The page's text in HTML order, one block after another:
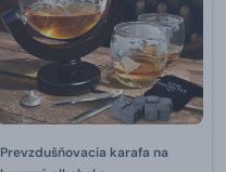
Prevzdušňovacia karafa na